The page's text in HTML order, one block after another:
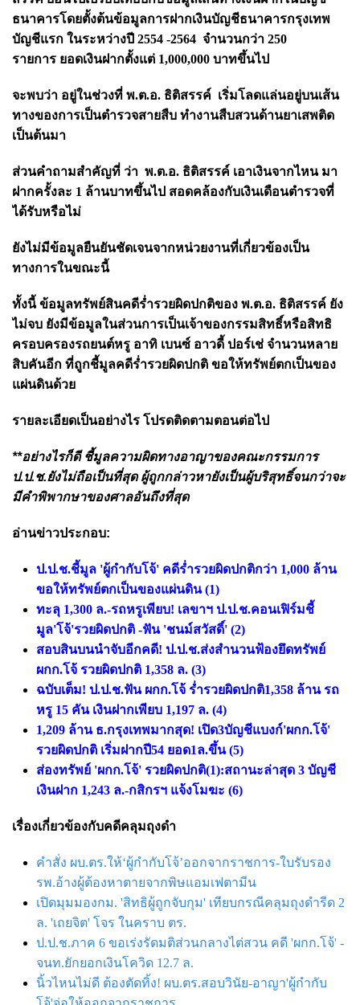
ธนาคารโดยตั้งต้นข้อมูลการฝากเงินบัญชีธนาคารกรุงเทพ
บัญชีแรก ในระหว่างปี 2554 -2564 จำนวนกว่า 250
รายการ ยอดเงินฝากตั้งแต่ 1,000,000 บาทขึ้นไป
จะพบว่า อยู่ในช่วงที่ พ.ต.อ. ธิติสรรค์ เริ่มโลดแล่นอยู่บนเส้น
ทางของการเป็นตำรวจสายสืบ ทำงานสืบสวนด้านยาเสพติด
เป็นต้นมา
ส่วนคำถามสำคัญที่ ว่า พ.ต.อ. ธิติสรรค์ เอาเงินจากไหน มา
ฝากครั้งละ 1 ล้านบาทขึ้นไป สอดคล้องกับเงินเดือนตำรวจที่
ได้รับหรือไม่
ยังไม่มีข้อมูลยืนยันชัดเจนจากหน่วยงานที่เกี่ยวข้องเป็น
ทางการในขณะนี้
ทั้งนี้ ข้อมูลทรัพย์สินคดีร่ำรวยผิดปกติของ พ.ต.อ. ธิติสรรค์ ยัง
ไม่จบ ยังมีข้อมูลในส่วนการเป็นเจ้าของกรรมสิทธิ์หรือสิทธิ
ครอบครองรถยนต์หรู อาทิ เบนซ์ อาวดี้ ปอร์เช่ จำนวนหลาย
สิบคันอีก ที่ถูกชี้มูลคดีร่ำรวยผิดปกติ ขอให้ทรัพย์ตกเป็นของ
แผ่นดินด้วย
รายละเอียดเป็นอย่างไร โปรดติดตามตอนต่อไป
**อย่างไรก็ดี ชี้มูลความผิดทางอาญาของคณะกรรมการ
ป.ป.ช.ยังไม่ถือเป็นที่สุด ผู้ถูกกล่าวหายังเป็นผู้บริสุทธิ์จนกว่าจะ
มีคำพิพากษาของศาลอันถึงที่สุด
อ่านข่าวประกอบ:
ป.ป.ช.ชี้มูล 'ผู้กำกับโจ้' คดีร่ำรวยผิดปกติกว่า 1,000 ล้าน
ขอให้ทรัพย์ตกเป็นของแผ่นดิน(1)
ทะลุ 1,300 ล.-รถหรูเพียบ! เลขาฯ ป.ป.ช.คอนเฟิร์มชี้
มูล'โจ้'รวยผิดปกติ -ฟัน 'ชนม์สวัสดิ์' (2)
สอบสินบนนำจับอีกคดี! ป.ป.ช.ส่งสำนวนฟ้องยึดทรัพย์
ผกก.โจ้ รวยผิดปกติ 1,358 ล. (3)
ฉบับเต็ม! ป.ป.ช.ฟัน ผกก.โจ้ ร่ำรวยผิดปกติ1,358 ล้าน รถ
หรู 15 คัน เงินฝากเพียบ 1,197 ล. (4)
1,209 ล้าน ธ.กรุงเทพมากสุด! เปิด3บัญชีแบงก์'ผกก.โจ้'
รวยผิดปกติ เริ่มฝากปี54 ยอด1ล.ขึ้น(5)
ส่องทรัพย์ 'ผกก.โจ้' รวยผิดปกติ(1):สถานะล่าสุด 3 บัญชี
เงินฝาก 1,243 ล.-กสิกรฯ แจ้งโมฆะ (6)
เรื่องเกี่ยวข้องกับคดีคลุมถุงดำ
คำสั่ง ผบ.ตร.ให้‘ผู้กำกับโจ้’ออกจากราชการ-ใบรับรอง
รพ.อ้างผู้ต้องหาตายจากพิษแอมเฟตามีน
เปิดมุมมองกม. 'สิทธิผู้ถูกจับกุม' เทียบกรณีคลุมถุงดำรีด 2
ล. 'เถยจิต' โจร ในคราบ ตร.
ป.ป.ช.ภาค 6 ขอเร่งรัดมติส่วนกลางไต่สวน คดี 'ผกก.โจ้' -
จนท.ยักยอกเงินโควิด 12.7 ล.
นิ้วไหนไม่ดี ต้องตัดทิ้ง! ผบ.ตร.สอบวินัย-อาญา'ผู้กำกับ